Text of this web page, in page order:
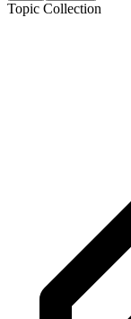
Topic Collection